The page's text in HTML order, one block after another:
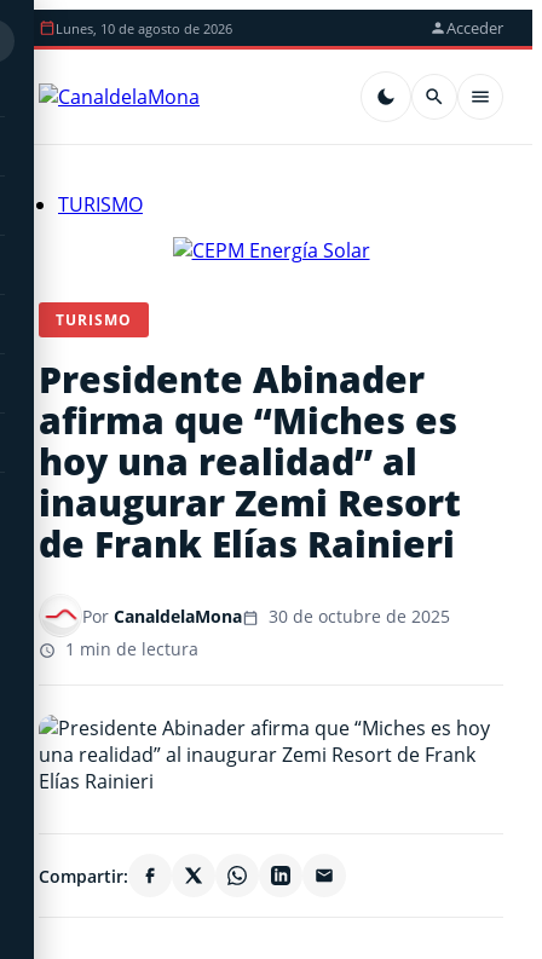
Lunes, 10 de agosto de 2026 Acceder
TURISMO
TURISMO
Presidente Abinader
afirma que “Miches es
hoy una realidad” al
inaugurar Zemi Resort
de Frank Elías Rainieri
Por CanaldelaMona
30 de octubre de 2025
1 min de lectura
Compartir: